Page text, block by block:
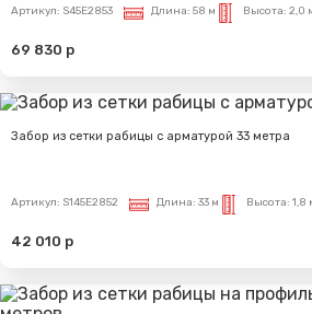
Артикул: S45E2853 Длина: 58 м Высота: 2,0
69 830 р
Забор из сетки рабицы с арматурой 33 метра
Артикул: S145E2852 Длина: 33 м Высота: 1,8
42 010 р